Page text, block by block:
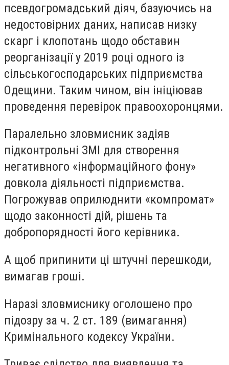
псевдогромадський діяч, базуючись на
недостовірних даних, написав низку
скарг і клопотань щодо обставин
реорганізації у 2019 році одного із
сільськогосподарських підприємства
Одещини. Таким чином, він ініціював
проведення перевірок правоохоронцями.
Паралельно зловмисник задіяв
підконтрольні ЗМІ для створення
негативного «інформаційного фону»
довкола діяльності підприємства.
Погрожував оприлюднити «компромат»
щодо законності дій, рішень та
добропорядності його керівника.
А щоб припинити ці штучні перешкоди,
вимагав гроші.
Наразі зловмиснику оголошено про
підозру за ч. 2 ст. 189 (вимагання)
Кримінального кодексу України.